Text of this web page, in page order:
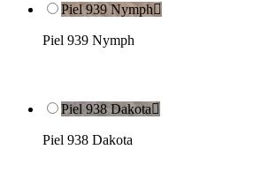
Piel 939 Nymph
Piel 939 Nymph
Piel 938 Dakota
Piel 938 Dakota